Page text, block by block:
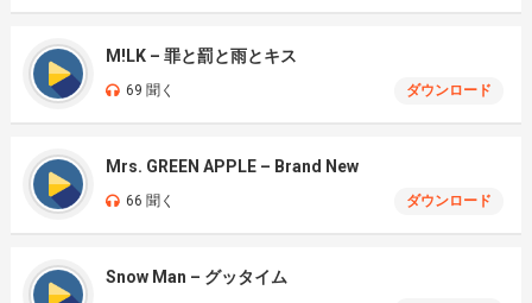
M!LK – 罪と罰と雨とキス
69 聞く ダウンロード
Mrs. GREEN APPLE – Brand New
66 聞く ダウンロード
Snow Man – グッタイム